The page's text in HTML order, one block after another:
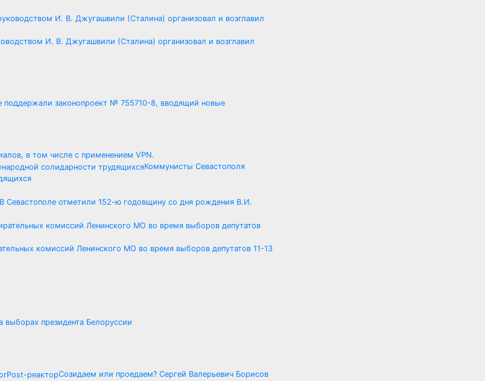
И. В. Джугашвили (Сталина) организовал и возглавил
поддержали законопроект № 755710-8, вводящий новые
в том числе с применением VPN.
Коммунисты Севастополя
В Севастополе отметили 152-ю годовщину со дня рождения В.И.
комиссий Ленинского МО во время выборов депутатов 11-13
президента Белоруссии
Созидаем или проедаем? Сергей Валерьевич Борисов